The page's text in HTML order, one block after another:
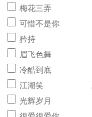
梅花三弄
可惜不是你
矜持
眉飞色舞
冷酷到底
江湖笑
光辉岁月